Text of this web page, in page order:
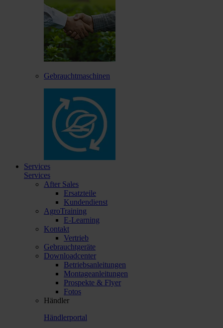
Gebrauchtmaschinen
Services
Services
After Sales
Ersatzteile
Kundendienst
AgroTraining
E-Learning
Kontakt
Vertrieb
Gebrauchtgeräte
Downloadcenter
Betriebsanleitungen
Montageanleitungen
Prospekte & Flyer
Fotos
Händler
Händlerportal